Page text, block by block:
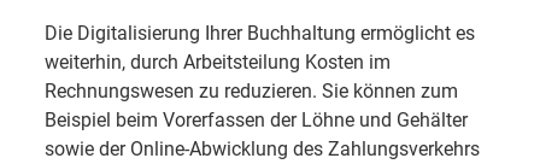
Die Digitalisierung Ihrer Buchhaltung ermöglicht es
weiterhin, durch Arbeitsteilung Kosten im
Rechnungswesen zu reduzieren. Sie können zum
Beispiel beim Vorerfassen der Löhne und Gehälter
sowie der Online-Abwicklung des Zahlungsverkehrs